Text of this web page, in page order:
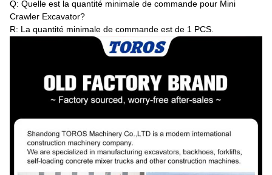
Q: Quelle est la quantité minimale de commande pour Mini
Crawler Excavator?
R: La quantité minimale de commande est de 1 PCS.